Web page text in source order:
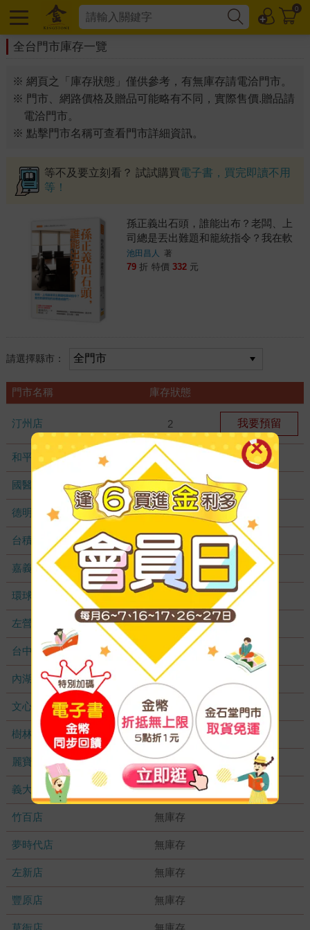
0
全台門市庫存一覽
※ 網頁之「庫存狀態」僅供參考，有無庫存請電洽門市。
※ 門市、網路價格及贈品可能略有不同，實際售價.贈品請
電洽門市。
※ 點擊門市名稱可查看門市詳細資訊。
等不及要立刻看？ 試試購買電子書，買完即讀不用
等！
孫正義出石頭，誰能出布？老闆、上
司總是丟出難題和籠統指令？我在軟
銀學到的目標達成竅門
池田昌人 著
79 折 特價 332 元
請選擇縣市：
門市名稱 庫存狀態
汀州店 2 我要預留
和平店 無庫存
國醫加盟店 無庫存
德明加盟店 無庫存
台積店 無庫存
嘉義耐斯店 無庫存
環球店 無庫存
左營店 無庫存
台中秀泰店 無庫存
內湖大潤發 無庫存
文心店 無庫存
樹林店 無庫存
麗寶店 無庫存
義大店 無庫存
竹百店 無庫存
夢時代店 無庫存
左新店 無庫存
豐原店 無庫存